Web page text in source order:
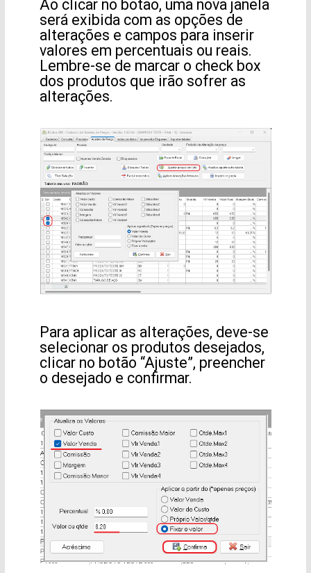
Ao clicar no botão, uma nova janela
será exibida com as opções de
alterações e campos para inserir
valores em percentuais ou reais.
Lembre-se de marcar o check box
dos produtos que irão sofrer as
alterações.
Para aplicar as alterações, deve-se
selecionar os produtos desejados,
clicar no botão “Ajuste”, preencher
o desejado e confirmar.